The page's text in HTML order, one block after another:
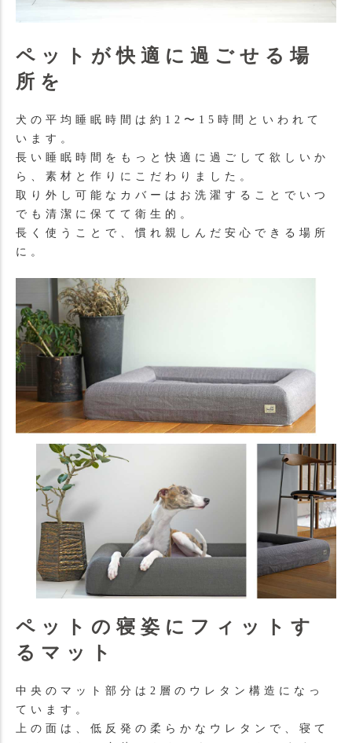
ペットが快適に過ごせる場
所を
犬の平均睡眠時間は約12〜15時間といわれて
います。
長い睡眠時間をもっと快適に過ごして欲しいか
ら、素材と作りにこだわりました。
取り外し可能なカバーはお洗濯することでいつ
でも清潔に保てて衛生的。
長く使うことで、慣れ親しんだ安心できる場所
に。
ペットの寝姿にフィットす
るマット
中央のマット部分は2層のウレタン構造になっ
ています。
上の面は、低反発の柔らかなウレタンで、寝て